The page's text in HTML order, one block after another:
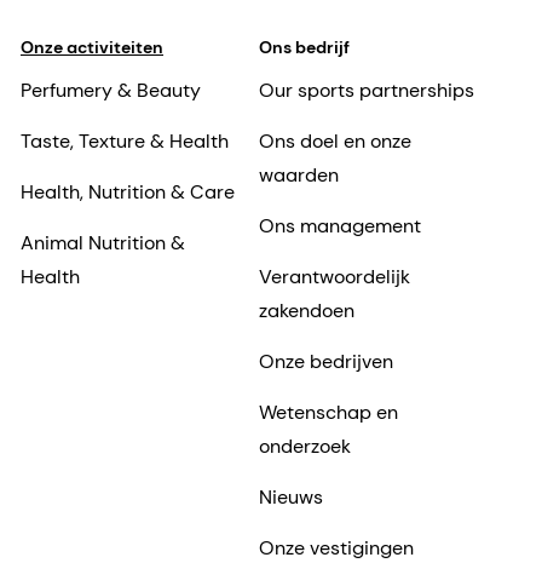
Onze activiteiten
Perfumery & Beauty
Taste, Texture & Health
Health, Nutrition & Care
Animal Nutrition &
Health
Ons bedrijf
Our sports partnerships
Ons doel en onze
waarden
Ons management
Verantwoordelijk
zakendoen
Onze bedrijven
Wetenschap en
onderzoek
Nieuws
Onze vestigingen